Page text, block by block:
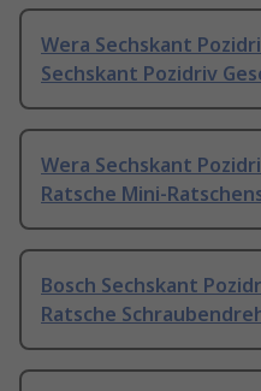
Wera Sechskant
Sechskant Pozidriv
Wera Sechskant
Ratsche Mini-
Bosch Sechskant
Ratsche